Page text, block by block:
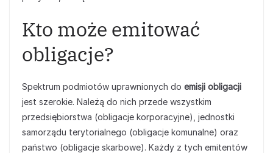
Kto może emitować
obligacje?
Spektrum podmiotów uprawnionych do emisji obligacji
jest szerokie. Należą do nich przede wszystkim
przedsiębiorstwa (obligacje korporacyjne), jednostki
samorządu terytorialnego (obligacje komunalne) oraz
państwo (obligacje skarbowe). Każdy z tych emitentów